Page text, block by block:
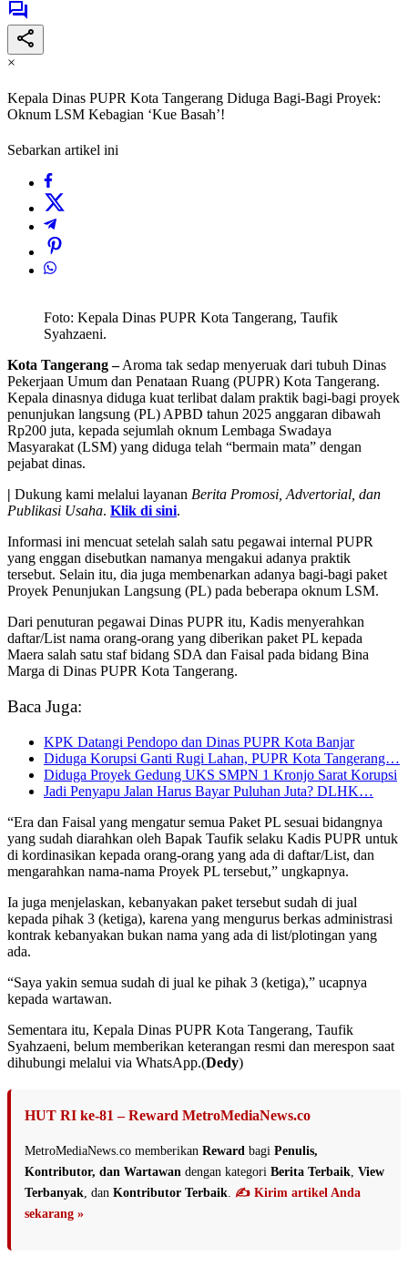
×
Kepala Dinas PUPR Kota Tangerang Diduga Bagi-Bagi Proyek:
Oknum LSM Kebagian ‘Kue Basah’!
Sebarkan artikel ini
Foto: Kepala Dinas PUPR Kota Tangerang, Taufik
Syahzaeni.
Kota Tangerang –Aroma tak sedap menyeruak dari tubuh Dinas
Pekerjaan Umum dan Penataan Ruang (PUPR) Kota Tangerang.
Kepala dinasnya diduga kuat terlibat dalam praktik bagi-bagi proyek
penunjukan langsung (PL) APBD tahun 2025 anggaran dibawah
Rp200 juta, kepada sejumlah oknum Lembaga Swadaya
Masyarakat (LSM) yang diduga telah “bermain mata” dengan
pejabat dinas.
| Dukung kami melalui layanan Berita Promosi, Advertorial, dan
Publikasi Usaha. Klik di sini.
Informasi ini mencuat setelah salah satu pegawai internal PUPR
yang enggan disebutkan namanya mengakui adanya praktik
tersebut. Selain itu, dia juga membenarkan adanya bagi-bagi paket
Proyek Penunjukan Langsung (PL) pada beberapa oknum LSM.
Dari penuturan pegawai Dinas PUPR itu, Kadis menyerahkan
daftar/List nama orang-orang yang diberikan paket PL kepada
Maera salah satu staf bidang SDA dan Faisal pada bidang Bina
Marga di Dinas PUPR Kota Tangerang.
Baca Juga:
KPK Datangi Pendopo dan Dinas PUPR Kota Banjar
Diduga Korupsi Ganti Rugi Lahan, PUPR Kota Tangerang…
Diduga Proyek Gedung UKS SMPN 1 Kronjo Sarat Korupsi
Jadi Penyapu Jalan Harus Bayar Puluhan Juta? DLHK…
“Era dan Faisal yang mengatur semua Paket PL sesuai bidangnya
yang sudah diarahkan oleh Bapak Taufik selaku Kadis PUPR untuk
di kordinasikan kepada orang-orang yang ada di daftar/List, dan
mengarahkan nama-nama Proyek PL tersebut,” ungkapnya.
Ia juga menjelaskan, kebanyakan paket tersebut sudah di jual
kepada pihak 3 (ketiga), karena yang mengurus berkas administrasi
kontrak kebanyakan bukan nama yang ada di list/plotingan yang
ada.
“Saya yakin semua sudah di jual ke pihak 3 (ketiga),” ucapnya
kepada wartawan.
Sementara itu, Kepala Dinas PUPR Kota Tangerang, Taufik
Syahzaeni, belum memberikan keterangan resmi dan merespon saat
dihubungi melalui via WhatsApp.(Dedy)
HUT RI ke-81 – Reward MetroMediaNews.co
MetroMediaNews.co memberikan Reward bagi Penulis,
Kontributor, dan Wartawan dengan kategori Berita Terbaik View
Terbanyak , dan Kontributor Terbaik ✍️ Kirim artikel Anda
sekarang »